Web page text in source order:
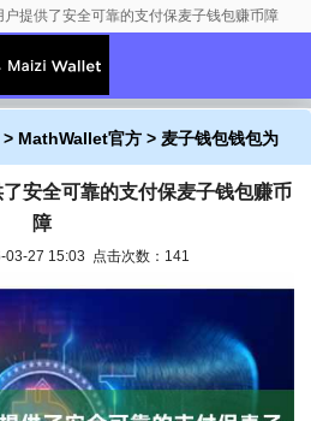
提供了安全可靠的支付保麦子钱包赚币障
> MathWallet官方 > 麦子钱包钱包为
麦子钱包赚币障
安全可靠的支付保麦子钱包赚币
障
03-27 15:03 点击次数：141